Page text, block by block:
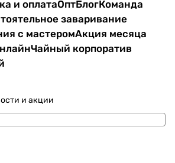
и оплатаОптБлогКоманда
заваривание
с мастеромАкция месяца
Чайный корпоратив
и акции